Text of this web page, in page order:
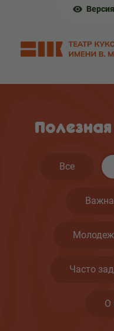
Все
Часто
О